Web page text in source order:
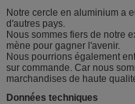
Notre cercle en aluminium a
d'autres pays.
Nous sommes fiers de notre
mène pour gagner l'avenir.
Nous pourrions également
sur commande. Car nous
marchandises de haute
Données techniques